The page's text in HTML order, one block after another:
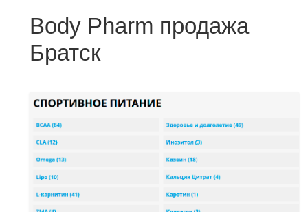
Body Pharm продажа
Братск